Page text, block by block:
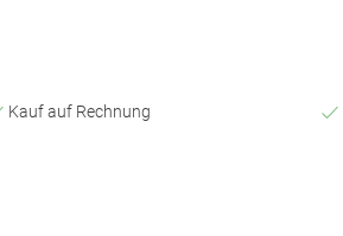
Kauf auf Rechnung